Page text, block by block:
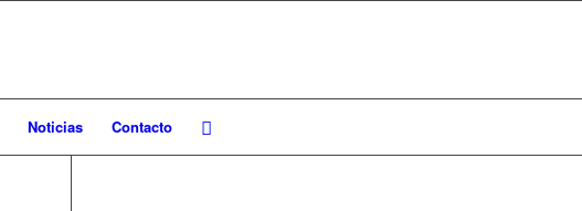
Noticias Contacto